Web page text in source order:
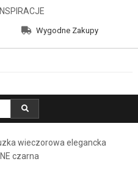
Wygodne Zakupy
wieczorowa elegancka
czarna